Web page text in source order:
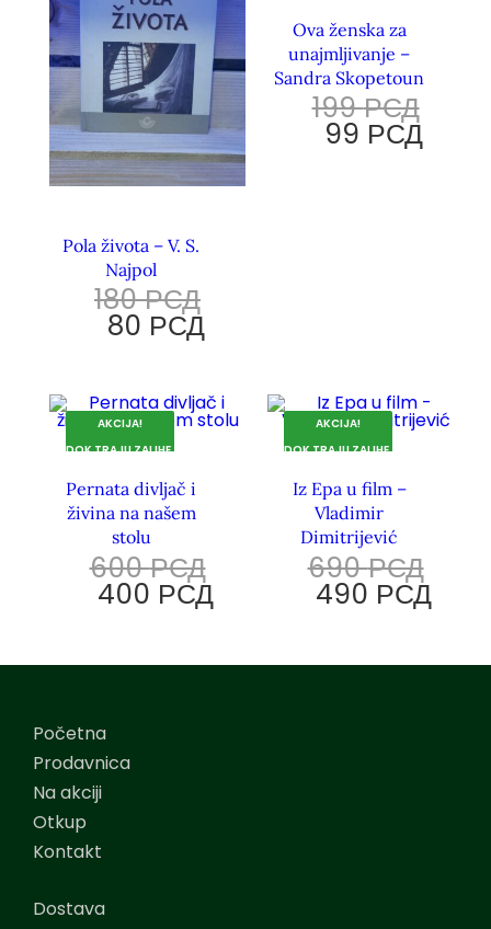
Pola života – V. S.
Najpol
180РСД
80 РСД
Ova ženska za
unajmljivanje –
Sandra Skopetoun
199РСД
99 РСД
AKCIJA!
DOK TRAJU ZALIHE.
Pernata divljač i
živina na našem
stolu
600РСД
400 РСД
AKCIJA!
DOK TRAJU ZALIHE.
Iz Epa u film –
Vladimir
Dimitrijević
690РСД
490 РСД
Početna
Prodavnica
Na akciji
Otkup
Kontakt
Dostava